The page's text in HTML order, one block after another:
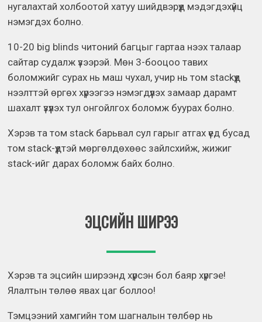
нугалахтай холбоотой хатуу шийдвэрүүд мэдэгдэхүйц
нэмэгдэх болно.
10-20 big blinds читоний багцыг гартаа нээх талаар
сайтар судалж үзээрэй. Мөн 3-бооцоо тавих
боломжийг сурах нь маш чухал, учир нь том stackүүд
нээлттэй өргөх хүрээгээ нэмэгдүүлэх замаар дарамт
шахалт үзүүлэх тул онгойлгох боломж буурах болно.
Хэрэв та том stack барьвал сул гарыг атгах үед бусад
том stack-үүдтэй мөргөлдөхөөс зайлсхийж, жижиг
stack-ийг дарах боломж байх болно.
ЭЦСИЙН ШИРЭЭ
Хэрэв та эцсийн ширээнд хүрсэн бол баяр хүргэе!
Ялалтын төлөө явах цаг боллоо!
Тэмцээний хамгийн том шагналын төлбөр нь